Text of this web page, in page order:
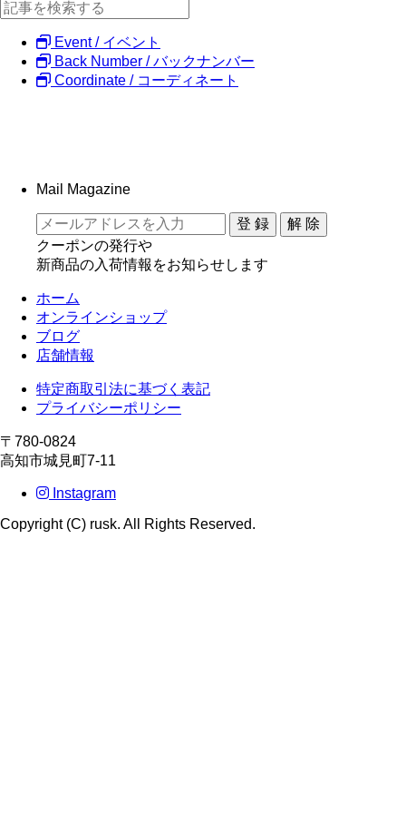
Event / イベント
Back Number / バックナンバー
Coordinate / コーディネート
Mail Magazine
クーポンの発行や
新商品の入荷情報をお知らせします
ホーム
オンラインショップ
ブログ
店舗情報
特定商取引法に基づく表記
プライバシーポリシー
〒780-0824
高知市城見町7-11
Instagram
Copyright (C) rusk. All Rights Reserved.